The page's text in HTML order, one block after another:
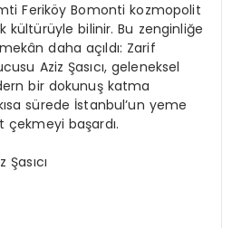
Feriköy Bomonti kozmopolit
kültürüyle bilinir. Bu zenginliğe
daha açıldı: Zarif
Aziz Şasıcı, geleneksel
bir dokunuş katma
sürede İstanbul’un yeme
başardı.